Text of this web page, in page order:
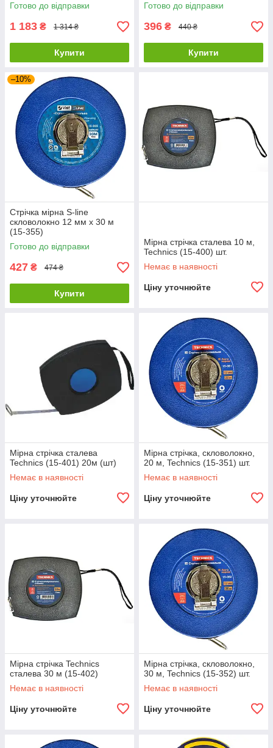
Готово до відправки
1 183 ₴ 1 314 ₴
Купити
Готово до відправки
396 ₴ 440 ₴
Купити
–10%
Стрічка мірна S-line
скловолокно 12 мм х 30 м
(15-355)
Готово до відправки
427 ₴ 474 ₴
Купити
Мірна стрічка сталева 10 м,
Technics (15-400) шт.
Немає в наявності
Ціну уточнюйте
Мірна стрічка сталева
Technics (15-401) 20м (шт)
Немає в наявності
Ціну уточнюйте
Мірна стрічка, скловолокно,
20 м, Technics (15-351) шт.
Немає в наявності
Ціну уточнюйте
Мірна стрічка Technics
сталева 30 м (15-402)
Немає в наявності
Ціну уточнюйте
Мірна стрічка, скловолокно,
30 м, Technics (15-352) шт.
Немає в наявності
Ціну уточнюйте